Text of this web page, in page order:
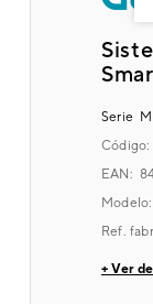
Serie
Código:
EAN:
Modelo:
Ref.
+ Ver